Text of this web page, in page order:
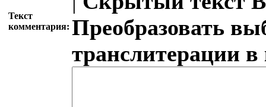
Текст
комментария: Преобразовать
транслитерации